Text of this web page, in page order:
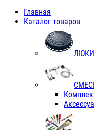
Главная
Каталог товаров
ЛЮКИ